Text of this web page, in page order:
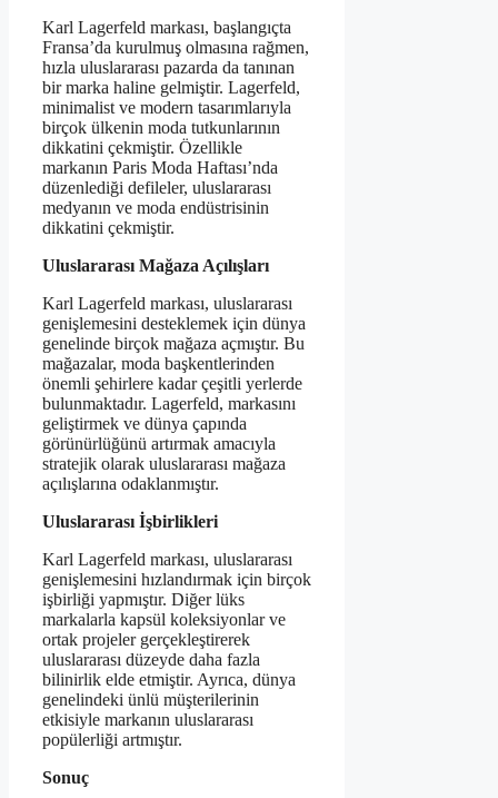
Karl Lagerfeld markası, başlangıçta
Fransa’da kurulmuş olmasına rağmen,
hızla uluslararası pazarda da tanınan
bir marka haline gelmiştir. Lagerfeld,
minimalist ve modern tasarımlarıyla
birçok ülkenin moda tutkunlarının
dikkatini çekmiştir. Özellikle
markanın Paris Moda Haftası’nda
düzenlediği defileler, uluslararası
medyanın ve moda endüstrisinin
dikkatini çekmiştir.
Uluslararası Mağaza Açılışları
Karl Lagerfeld markası, uluslararası
genişlemesini desteklemek için dünya
genelinde birçok mağaza açmıştır. Bu
mağazalar, moda başkentlerinden
önemli şehirlere kadar çeşitli yerlerde
bulunmaktadır. Lagerfeld, markasını
geliştirmek ve dünya çapında
görünürlüğünü artırmak amacıyla
stratejik olarak uluslararası mağaza
açılışlarına odaklanmıştır.
Uluslararası İşbirlikleri
Karl Lagerfeld markası, uluslararası
genişlemesini hızlandırmak için birçok
işbirliği yapmıştır. Diğer lüks
markalarla kapsül koleksiyonlar ve
ortak projeler gerçekleştirerek
uluslararası düzeyde daha fazla
bilinirlik elde etmiştir. Ayrıca, dünya
genelindeki ünlü müşterilerinin
etkisiyle markanın uluslararası
popülerliği artmıştır.
Sonuç